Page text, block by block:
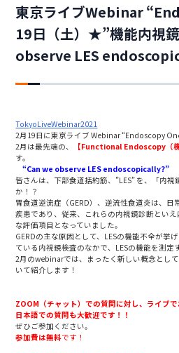
東京ライブWebinar
19日（土）★”機能内視
observe LES
TokyoLiveWebinar2021
2月19日に東京ライブ Webinar “Endoscopy
2月は最先端の、
【Functional Endoscopy（
す。
“Can we observe LES endoscopically?”
皆さんは、下部食道括約筋、”LES” を、「内
か！？
胃食道逆流症（GERD）、逆流性食道炎は、日
疾患であり、従来、これらの内視鏡診断とい
な評価項目となっていました。
GERDの主な原因として、LESの機能不全が挙
ている内視鏡検査のなかで、LESの機能を測定
2月のwebinarでは、まったく新しい概念とし
いて紹介します！
ZOOM（チャット）での質問に対し、ライブで
日本語での質問も大歓迎です！！
ぜひご参加ください。
参加費は無料です！